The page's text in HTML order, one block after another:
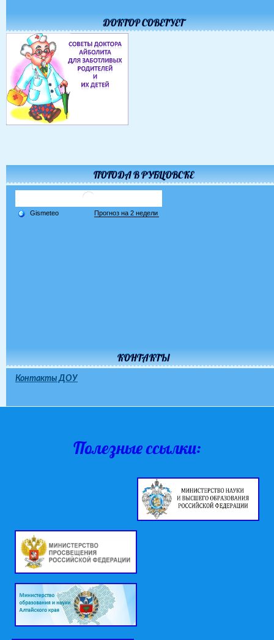
ДОКТОР СОВЕТУЕТ
ПОГОДА В РУБЦОВСКЕ
КОНТАКТЫ
Контакты ДОУ
Полезные ссылки: